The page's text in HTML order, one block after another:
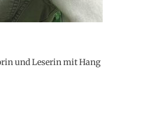
und Leserin mit Hang